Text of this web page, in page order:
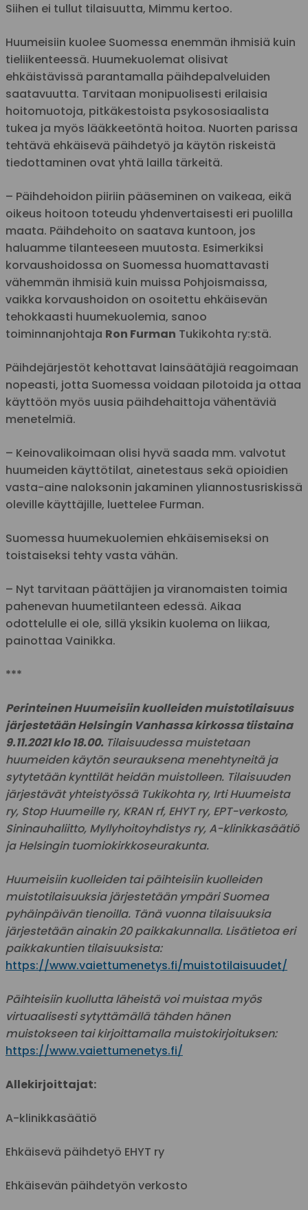
Siihen ei tullut tilaisuutta, Mimmu kertoo.
Huumeisiin kuolee Suomessa enemmän ihmisiä kuin
tieliikenteessä. Huumekuolemat olisivat
ehkäistävissä parantamalla päihdepalveluiden
saatavuutta. Tarvitaan monipuolisesti erilaisia
hoitomuotoja, pitkäkestoista psykososiaalista
tukea ja myös lääkkeetöntä hoitoa. Nuorten parissa
tehtävä ehkäisevä päihdetyö ja käytön riskeistä
tiedottaminen ovat yhtä lailla tärkeitä.
– Päihdehoidon piiriin pääseminen on vaikeaa, eikä
oikeus hoitoon toteudu yhdenvertaisesti eri puolilla
maata. Päihdehoito on saatava kuntoon, jos
haluamme tilanteeseen muutosta. Esimerkiksi
korvaushoidossa on Suomessa huomattavasti
vähemmän ihmisiä kuin muissa Pohjoismaissa,
vaikka korvaushoidon on osoitettu ehkäisevän
tehokkaasti huumekuolemia, sanoo
toiminnanjohtaja Ron Furman Tukikohta ry:stä.
Päihdejärjestöt kehottavat lainsäätäjiä reagoimaan
nopeasti, jotta Suomessa voidaan pilotoida ja ottaa
käyttöön myös uusia päihdehaittoja vähentäviä
menetelmiä.
– Keinovalikoimaan olisi hyvä saada mm. valvotut
huumeiden käyttötilat, ainetestaus sekä opioidien
vasta-aine naloksonin jakaminen yliannostusriskissä
oleville käyttäjille, luettelee Furman.
Suomessa huumekuolemien ehkäisemiseksi on
toistaiseksi tehty vasta vähän.
– Nyt tarvitaan päättäjien ja viranomaisten toimia
pahenevan huumetilanteen edessä. Aikaa
odottelulle ei ole, sillä yksikin kuolema on liikaa,
painottaa Vainikka.
***
Perinteinen Huumeisiin kuolleiden muistotilaisuus
järjestetään Helsingin Vanhassa kirkossa tiistaina
9.11.2021 klo 18.00. Tilaisuudessa muistetaan
huumeiden käytön seurauksena menehtyneitä ja
sytytetään kynttilät heidän muistolleen. Tilaisuuden
järjestävät yhteistyössä Tukikohta ry, Irti Huumeista
ry, Stop Huumeille ry, KRAN rf, EHYT ry, EPT-verkosto,
Sininauhaliitto, Myllyhoitoyhdistys ry, A-klinikkasäätiö
ja Helsingin tuomiokirkkoseurakunta.
Huumeisiin kuolleiden tai päihteisiin kuolleiden
muistotilaisuuksia järjestetään ympäri Suomea
pyhäinpäivän tienoilla. Tänä vuonna tilaisuuksia
järjestetään ainakin 20 paikkakunnalla. Lisätietoa eri
paikkakuntien tilaisuuksista:
https://www.vaiettumenetys.fi/muistotilaisuudet/
Päihteisiin kuollutta läheistä voi muistaa myös
virtuaalisesti sytyttämällä tähden hänen
muistokseen tai kirjoittamalla muistokirjoituksen:
https://www.vaiettumenetys.fi/
Allekirjoittajat:
A-klinikkasäätiö
Ehkäisevä päihdetyö EHYT ry
Ehkäisevän päihdetyön verkosto